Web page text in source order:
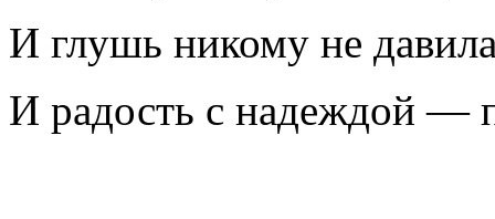
И глушь никому не
И радость с надеждой —